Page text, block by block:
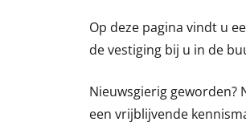
Op deze pagina vindt u
de vestiging bij u in de
Nieuwsgierig geworden?
een vrijblijvende